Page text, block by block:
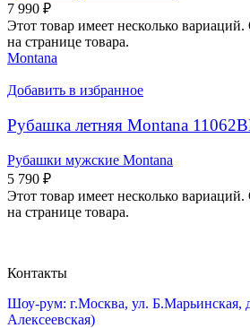
7 990 ₽
Этот товар имеет несколько
на странице товара.
Montana
Добавить в избранное
Рубашка летняя Montana
Рубашки мужские Montana
5 790 ₽
Этот товар имеет несколько
на странице товара.
Контакты
Шоу-рум: г.Москва, ул. Б.Марьинская,
Алексеевская)